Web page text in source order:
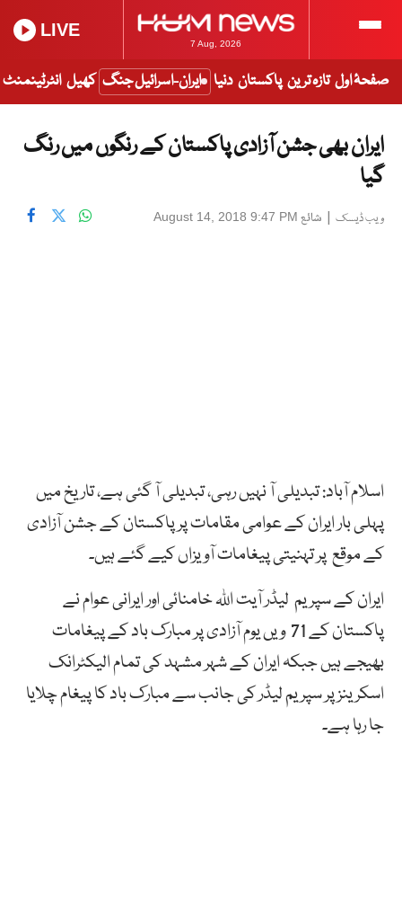
7 Aug, 2026
LIVE
صفحۂ اول تازہ ترین پاکستان دنیا ایران-اسرائیل جنگ کھیل انٹرٹینمنٹ
ایران بھی جشن آزادی پاکستان کے رنگوں میں رنگ
گیا
ویب ڈیسک | شائع August 14, 2018 9:47 PM
اسلام آباد: تبدیلی آ نہیں رہی، تبدیلی آ گئی ہے، تاریخ میں
پہلی بار ایران کے عوامی مقامات پر پاکستان کے جشن آزادی
کے موقع پر تہنیتی پیغامات آویزاں کیے گئے ہیں۔
ایران کے سپریم لیڈر آیت اللہ خامنائی اور ایرانی عوام نے
پاکستان کے 71 ویں یوم آزادی پر مبارک باد کے پیغامات
بھیجے ہیں جبکہ ایران کے شہر مشہد کی تمام الیکٹرانک
اسکرینز پر سپریم لیڈر کی جانب سے مبارک باد کا پیغام چلایا
جا رہا ہے۔